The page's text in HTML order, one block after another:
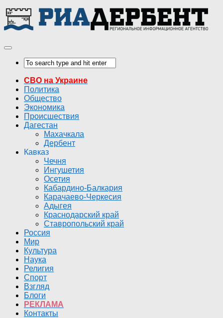
СВО на Украине
Политика
Общество
Экономика
Происшествия
Дагестан
Махачкала
Дербент
Кавказ
Чечня
Ингушетия
Осетия
Кабардино-Балкария
Карачаево-Черкесия
Адыгея
Краснодарский край
Ставропольский край
Россия
Мир
Культура
Наука
Религия
Спорт
Взгляд
Блоги
РЕКЛАМА
Контакты